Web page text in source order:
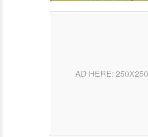
AD HERE: 250X250